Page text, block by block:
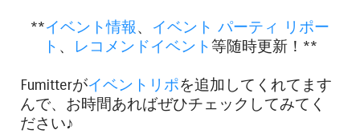
**イベント情報、 イベント パーティ リポー
ト 、 レコメンドイベント等随時更新！**
Fumitterがイベントリポを追加してくれてます
んで、お時間あればぜひチェックしてみてく
ださい♪